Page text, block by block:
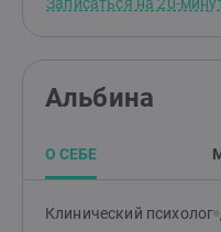
месяцев работы -
преподавателем в
глубокое понимание
Вы можете написать
только вам и вашему
полным
Revolut)
Альбина
О СЕБЕ
Клинический психолог